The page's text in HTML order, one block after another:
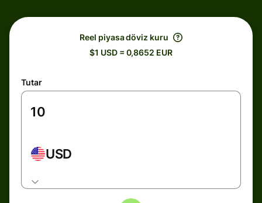
Reel piyasa döviz kuru
$1 USD = 0,8652 EUR
Tutar
USD